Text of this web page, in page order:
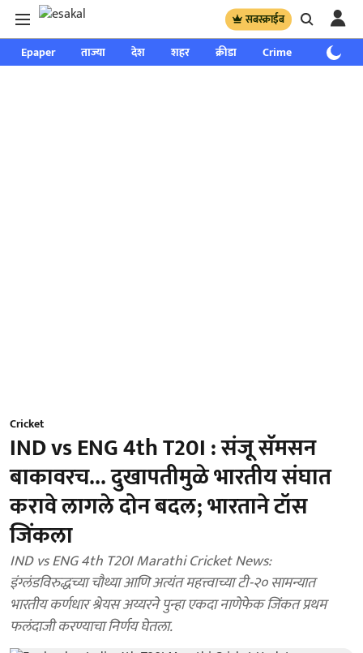
सबस्क्राईब
Epaper ताज्या देश शहर क्रीडा Crime साप्ताहिक
Cricket
IND vs ENG 4th T20I : संजू सॅमसन
बाकावरच... दुखापतीमुळे भारतीय संघात
करावे लागले दोन बदल; भारताने टॉस
जिंकला
IND vs ENG 4th T20I Marathi Cricket News:
इंग्लंडविरुद्धच्या चौथ्या आणि अत्यंत महत्त्वाच्या टी-२० सामन्यात
भारतीय कर्णधार श्रेयस अय्यरने पुन्हा एकदा नाणेफेक जिंकत प्रथम
फलंदाजी करण्याचा निर्णय घेतला.